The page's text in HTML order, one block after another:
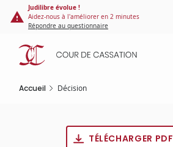
Panneau de gestion des cookies
contenu
principal
Judilibre évolue !
Aidez-nous à l'améliorer en 2 minutes
Répondre au questionnaire
Accueil Décision
TÉLÉCHARGER PDF